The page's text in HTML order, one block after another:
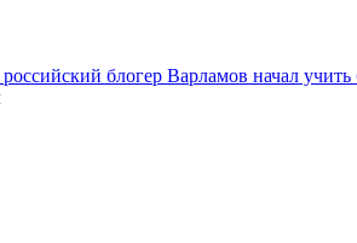
блогер Варламов начал учить